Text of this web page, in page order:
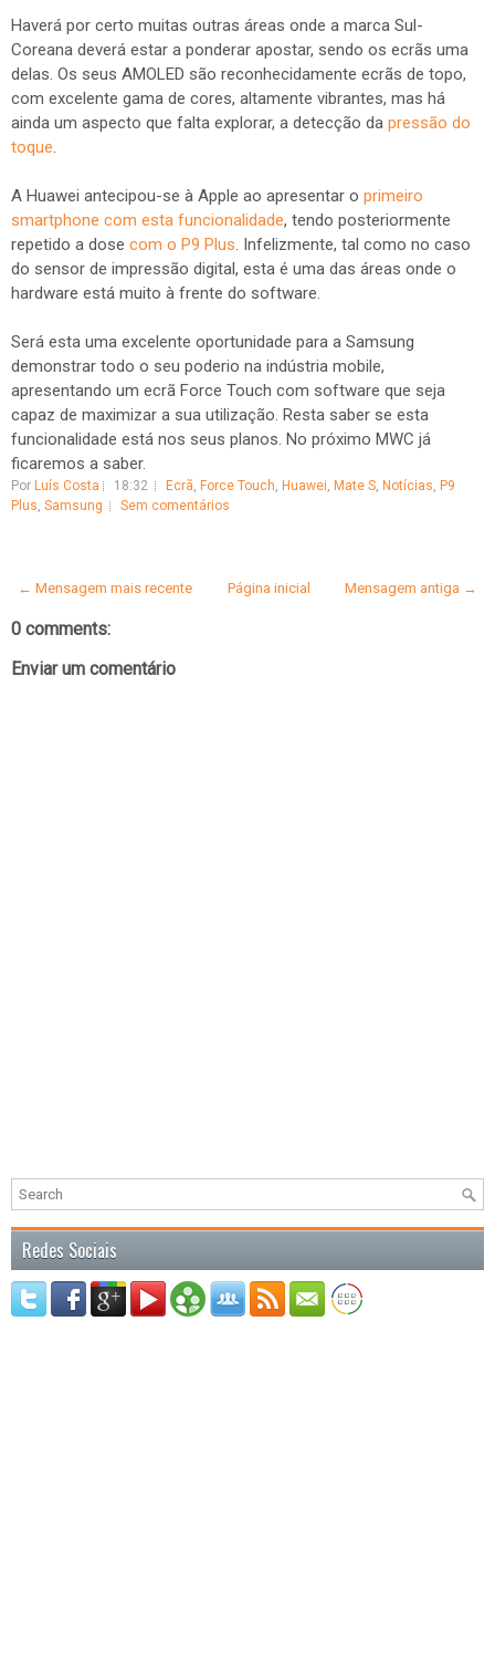
Haverá por certo muitas outras áreas onde a marca Sul-
Coreana deverá estar a ponderar apostar, sendo os ecrãs uma
delas. Os seus AMOLED são reconhecidamente ecrãs de topo,
com excelente gama de cores, altamente vibrantes, mas há
ainda um aspecto que falta explorar, a detecção da pressão do
toque.
A Huawei antecipou-se à Apple ao apresentar o primeiro
smartphone com esta funcionalidade, tendo posteriormente
repetido a dose com o P9 Plus. Infelizmente, tal como no caso
do sensor de impressão digital, esta é uma das áreas onde o
hardware está muito à frente do software.
Será esta uma excelente oportunidade para a Samsung
demonstrar todo o seu poderio na indústria mobile,
apresentando um ecrã Force Touch com software que seja
capaz de maximizar a sua utilização. Resta saber se esta
funcionalidade está nos seus planos. No próximo MWC já
ficaremos a saber.
Por Luís Costa 18:32 Ecrã, Force Touch, Huawei, Mate S, Notícias, P9
Plus, Samsung Sem comentários
← Mensagem mais recente Mensagem antiga →
Página inicial
0 comments:
Enviar um comentário
Redes Sociais